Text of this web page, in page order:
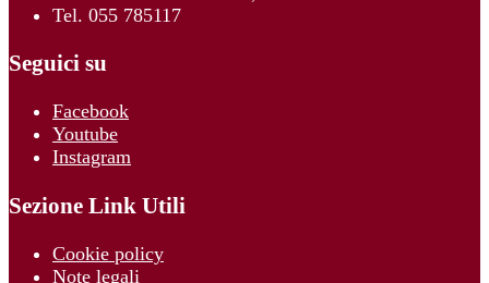
Tel. 055 785117
Seguici su
Facebook
Youtube
Instagram
Sezione Link Utili
Cookie policy
Note legali